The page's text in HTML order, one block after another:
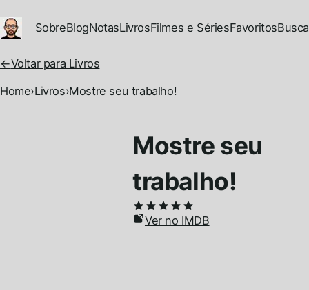
Ir para conteúdo principal
SobreBlogNotasLivrosFilmes e SériesFavoritosBusca
←Voltar para Livros
Home›Livros›Mostre seu trabalho!
Mostre seu
trabalho!
Ver no IMDB